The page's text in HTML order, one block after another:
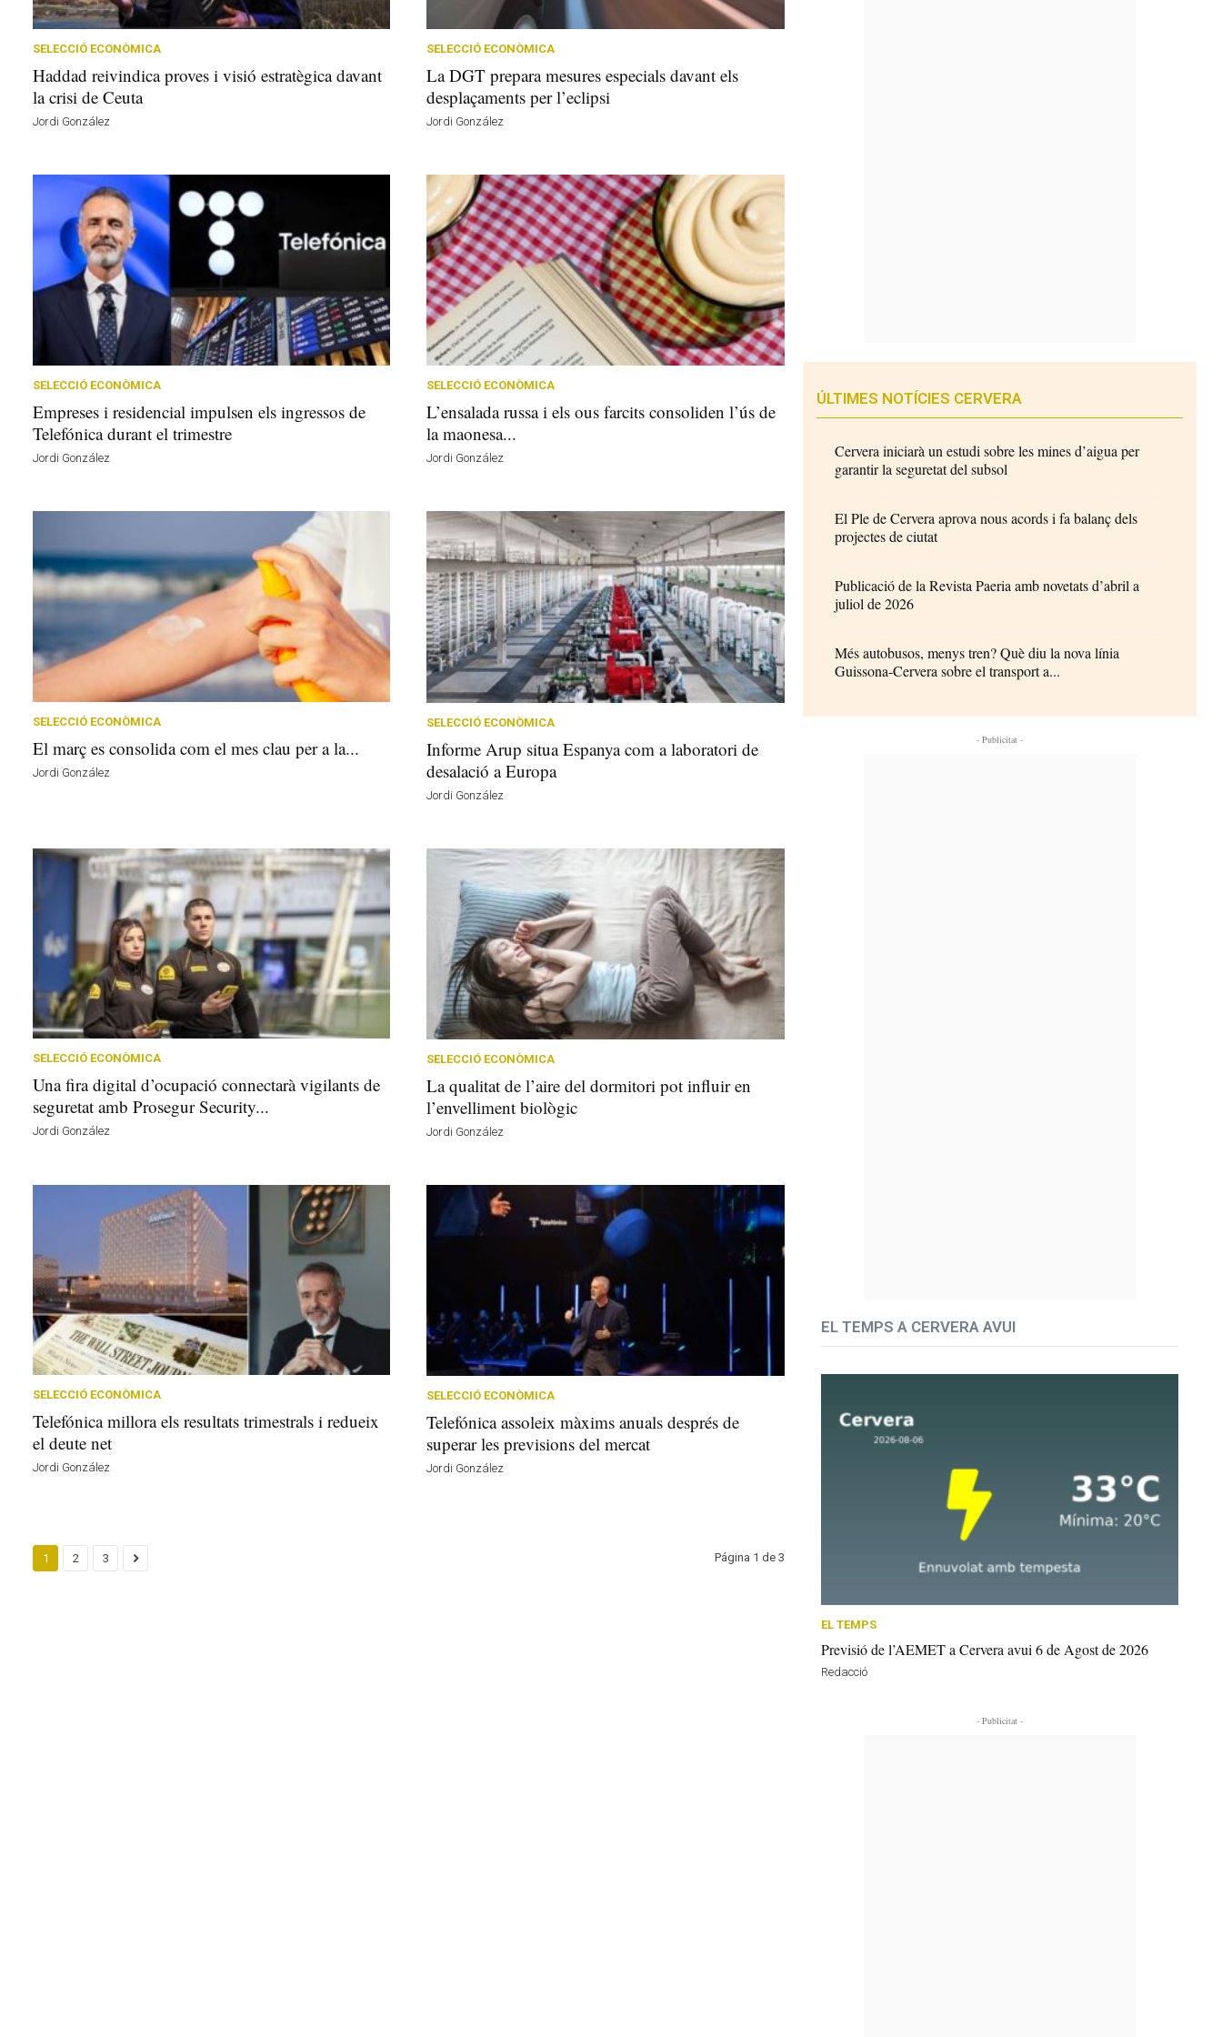
SELECCIÓ ECONÒMICA
Haddad reivindica proves i visió estratègica davant
la crisi de Ceuta
Jordi González
SELECCIÓ ECONÒMICA
La DGT prepara mesures especials davant els
desplaçaments per l’eclipsi
Jordi González
SELECCIÓ ECONÒMICA
Empreses i residencial impulsen els ingressos de
Telefónica durant el trimestre
Jordi González
SELECCIÓ ECONÒMICA
L’ensalada russa i els ous farcits consoliden l’ús de
la maonesa...
Jordi González
SELECCIÓ ECONÒMICA
El març es consolida com el mes clau per a la...
Jordi González
SELECCIÓ ECONÒMICA
Informe Arup situa Espanya com a laboratori de
desalació a Europa
Jordi González
SELECCIÓ ECONÒMICA
Una fira digital d’ocupació connectarà vigilants de
seguretat amb Prosegur Security...
Jordi González
SELECCIÓ ECONÒMICA
La qualitat de l’aire del dormitori pot influir en
l’envelliment biològic
Jordi González
SELECCIÓ ECONÒMICA
Telefónica millora els resultats trimestrals i redueix
el deute net
Jordi González
SELECCIÓ ECONÒMICA
Telefónica assoleix màxims anuals després de
superar les previsions del mercat
Jordi González
1 2 3 Página 1 de 3
ÚLTIMES NOTÍCIES CERVERA
Cervera iniciarà un estudi sobre les mines d’aigua per
garantir la seguretat del subsol
El Ple de Cervera aprova nous acords i fa balanç dels
projectes de ciutat
Publicació de la Revista Paeria amb novetats d’abril a
juliol de 2026
Més autobusos, menys tren? Què diu la nova línia
Guissona-Cervera sobre el transport a...
- Publicitat -
EL TEMPS A CERVERA AVUI
EL TEMPS
Previsió de l’AEMET a Cervera avui 6 de Agost de 2026
Redacció
- Publicitat -